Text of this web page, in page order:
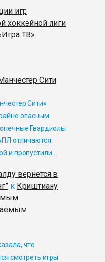
игр
хоккейной лиги
ТВ»
Сити
Сити»
опасным
Гвардиолы
отличаются
и пропустили…
вернется в
к Криштиану
что
смотреть игры